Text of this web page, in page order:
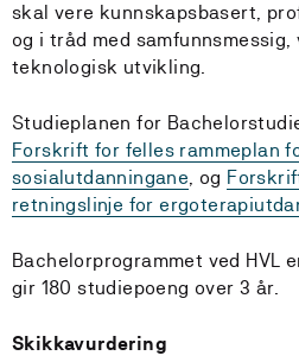
skal vere kunnskapsbasert,
og i tråd med
teknologisk utvikling.
Studieplanen for
Forskrift for felles rammeplan
sosialutdanningane, og
retningslinje for
Bachelorprogrammet ved HVL
gir 180 studiepoeng over 3 år.
Skikkavurdering